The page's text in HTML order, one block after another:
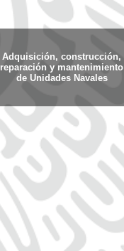
Adquisición, construcción,
reparación y mantenimiento
de Unidades Navales